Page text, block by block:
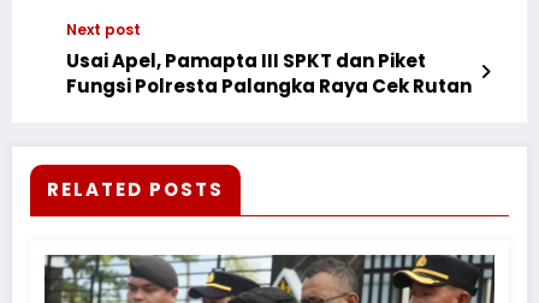
YANG BERMAKNA
Next post
Usai Apel, Pamapta III SPKT dan Piket
Fungsi Polresta Palangka Raya Cek Rutan
RELATED POSTS